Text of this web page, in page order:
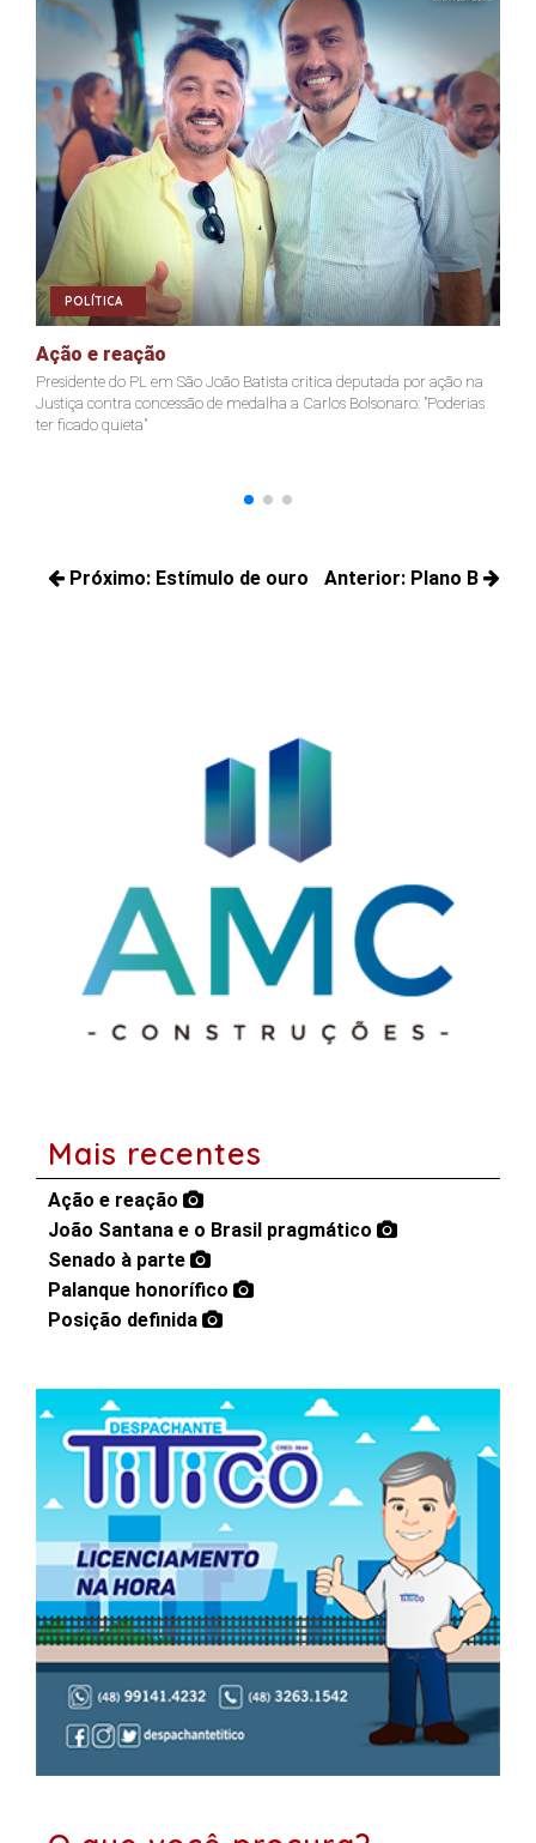
POLÍTICA
Ação e reação
Presidente do PL em São João Batista critica deputada por ação na
Justiça contra concessão de medalha a Carlos Bolsonaro: "Poderias
ter ficado quieta"
Navegação
Anterior: Plano B
Próximo: Estímulo de ouro
Mais recentes
Ação e reação
João Santana e o Brasil pragmático
Senado à parte
Palanque honorífico
Posição definida